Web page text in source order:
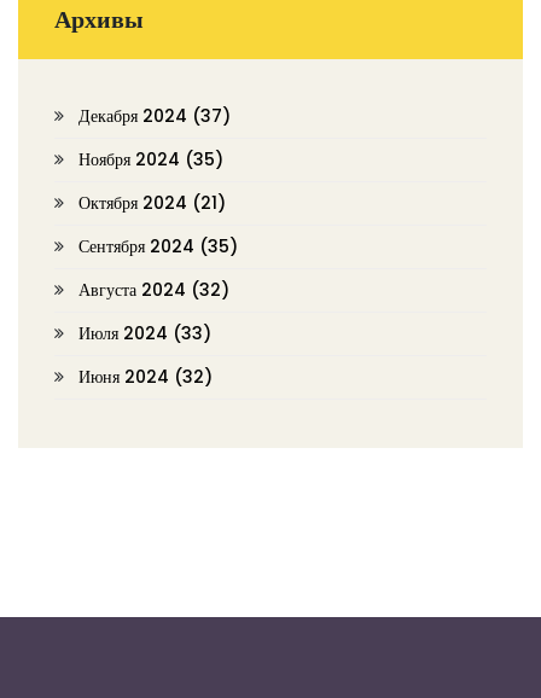
Архивы
Декабря 2024 (37)
Ноября 2024 (35)
Октября 2024 (21)
Сентября 2024 (35)
Августа 2024 (32)
Июля 2024 (33)
Июня 2024 (32)